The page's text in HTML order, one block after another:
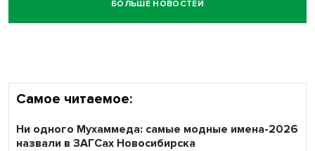
Честный выбор: видеонаблюдение обеспечит
объективность результатов ЕДГ в Новосибирской
БОЛЬШЕ НОВОСТЕЙ
Самое читаемое:
Ни одного Мухаммеда: самые модные имена-2026
назвали в ЗАГСах Новосибирска